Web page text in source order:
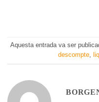
Aquesta entrada va ser
descompte,